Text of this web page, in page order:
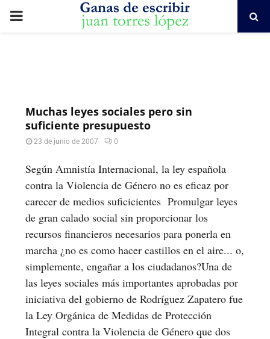
PRIMARY
Muchas leyes sociales pero sin
suficiente presupuesto
23 de junio de 2007 0
Según Amnistía Internacional, la ley española
contra la Violencia de Género no es eficaz por
carecer de medios suficicientes Promulgar leyes
de gran calado social sin proporcionar los
recursos financieros necesarios para ponerla en
marcha ¿no es como hacer castillos en el aire... o,
simplemente, engañar a los ciudadanos?Una de
las leyes sociales más importantes aprobadas por
iniciativa del gobierno de Rodríguez Zapatero fue
la Ley Orgánica de Medidas de Protección
Integral contra la Violencia de Género que dos